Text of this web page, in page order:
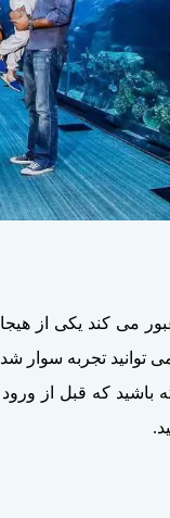
می کند یکی از
نفر می باشد.